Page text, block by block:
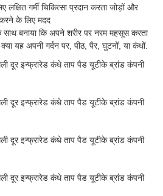
गर्मी चिकित्सा प्रदान करता जोड़ों और
करने के लिए मदद
साथ बनाया कि अपने शरीर पर नरम महसूस करता
यह अपनी गर्दन पर, पीठ, पैर, घुटनों, या कंधों.